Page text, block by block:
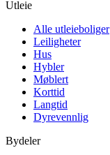
Utleie
Alle utleieboliger
Leiligheter
Hus
Hybler
Møblert
Korttid
Langtid
Dyrevennlig
Bydeler